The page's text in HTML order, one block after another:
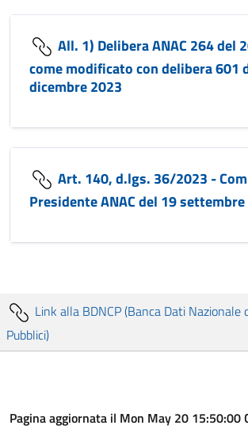
All. 1) Delibera ANAC 264 del
come modificato con delibera 601
dicembre 2023
Art. 140, d.lgs. 36/2023 -
Presidente ANAC del 19
Link alla BDNCP (Banca Dati Nazionale
Pubblici)
Pagina aggiornata il Mon May 20 15:50:00